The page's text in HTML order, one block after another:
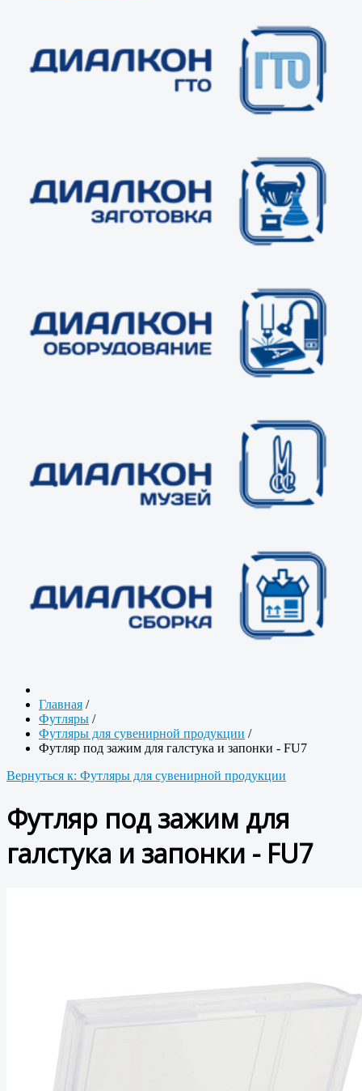
Главная /
Футляры /
Футляры для сувенирной продукции /
Футляр под зажим для галстука и запонки - FU7
Вернуться к: Футляры для сувенирной продукции
Футляр под зажим для
галстука и запонки - FU7